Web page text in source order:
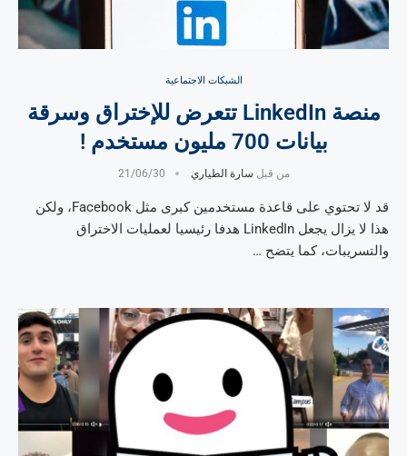
الشبكات الاجتماعية
منصة LinkedIn تتعرض للإختراق وسرقة
بيانات 700 مليون مستخدم !
من قبل سارة الطياري 21/06/30
قد لا تحتوي على قاعدة مستخدمين كبرى مثل Facebook، ولكن
هذا لا يزال يجعل LinkedIn هدفا رئيسيا لعمليات الاختراق
والتسريبات، كما يتضح …